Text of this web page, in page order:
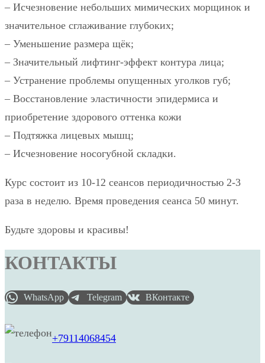
– Исчезновение небольших мимических морщинок и
значительное сглаживание глубоких;
– Уменьшение размера щёк;
– Значительный лифтинг-эффект контура лица;
– Устранение проблемы опущенных уголков губ;
– Восстановление эластичности эпидермиса и
приобретение здорового оттенка кожи
– Подтяжка лицевых мышц;
– Исчезновение носогубной складки.
Курс состоит из 10-12 сеансов периодичностью 2-3
раза в неделю. Время проведения сеанса 50 минут.
Будьте здоровы и красивы!
КОНТАКТЫ
WhatsApp Telegram ВКонтакте
+79114068454